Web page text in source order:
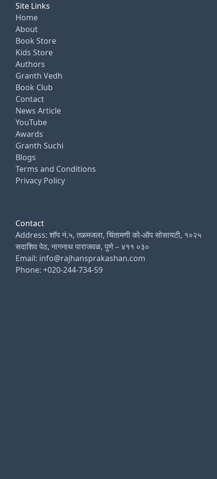
Site Links
Home
About
Book Store
Kids Store
Authors
Granth Vedh
Book Club
Contact
News Article
YouTube
Awards
Granth Suchi
Blogs
Terms and Conditions
Privacy Policy
Contact
Address: शॉप नं.५, तळमजला, चिंतामणी को-ऑप सोसायटी, १०२५
सदाशिव पेठ, नागनाथ पाराजवळ, पुणे – ४११ ०३०
Email: info@rajhansprakashan.com
Phone: +020-244-734-59